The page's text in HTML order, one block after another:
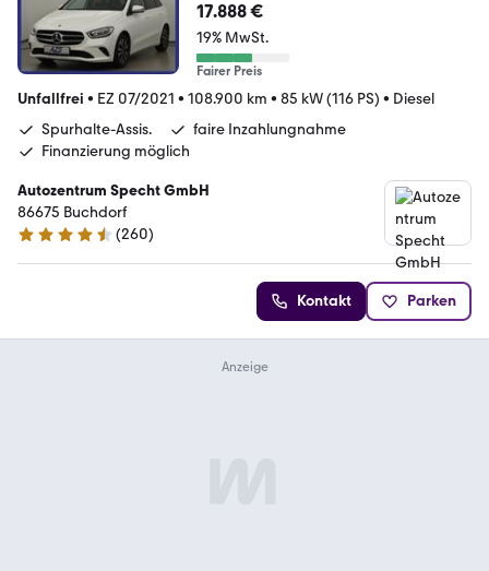
17.888 €
19% MwSt.
Fairer Preis
Unfallfrei • EZ 07/2021 • 108.900 km • 85 kW (116 PS) • Diesel
Spurhalte-Assis.
faire Inzahlungnahme
Finanzierung möglich
Autozentrum Specht GmbH
86675 Buchdorf
4.3 Sterne
(260)
Kontakt Parken